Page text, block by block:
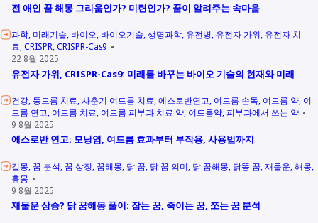
전 애인 꿈 해몽 그리움인가? 미련인가? 꿈이 알려주는 속마음
과학 미래기술 바이오 바이오기술 생명과학 유전병 유전자 가위 유전자 치
료 CRISPR CRISPR-Cas9
22 8월 2025
유전자 가위, CRISPR-Cas9: 미래를 바꾸는 바이오 기술의 현재와 미래
건강 등드름 치료 사춘기 여드름 치료 에스로반연고 여드름 손독 여드름 약 여
드름 연고 여드름 치료 여드름 피부과 치료 약 여드름약 피부과에서 쓰는 약
9 8월 2025
에스로반 연고: 모낭염, 여드름 효과부터 부작용, 사용법까지
길몽 꿈 분석 꿈 상징 꿈해몽 닭 꿈 닭 꿈 의미 닭 꿈해몽 닭똥 꿈 재물운 해몽
흉몽
9 8월 2025
재물운 상승? 닭 꿈해몽 풀이: 잡는 꿈, 죽이는 꿈, 쪼는 꿈 분석